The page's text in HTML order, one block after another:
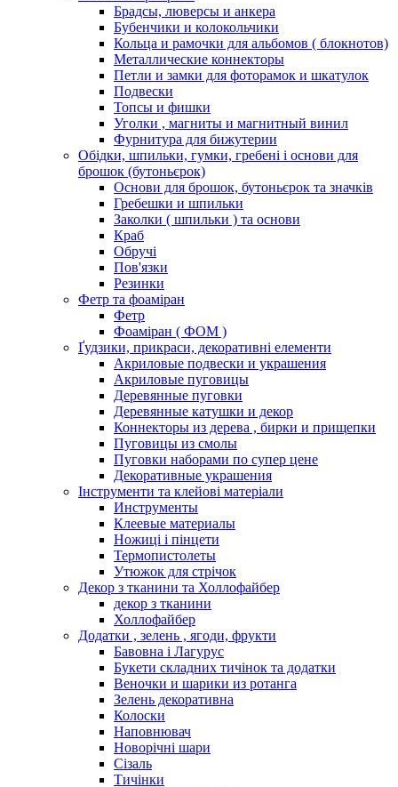
Брадсы, люверсы и анкера
Бубенчики и колокольчики
Кольца и рамочки для альбомов ( блокнотов)
Металлические коннекторы
Петли и замки для фоторамок и шкатулок
Подвески
Топсы и фишки
Уголки , магниты и магнитный винил
Фурнитура для бижутерии
Обідки, шпильки, гумки, гребені і основи для
брошок (бутоньєрок)
Основи для брошок, бутоньєрок та значків
Гребешки и шпильки
Заколки ( шпильки ) та основи
Краб
Обручі
Пов'язки
Резинки
Фетр та фоаміран
Фетр
Фоаміран ( ФОМ )
Ґудзики, прикраси, декоративні елементи
Акриловые подвески и украшения
Акриловые пуговицы
Деревянные пуговки
Деревянные катушки и декор
Коннекторы из дерева , бирки и прищепки
Пуговицы из смолы
Пуговки наборами по супер цене
Декоративные украшения
Інструменти та клейові матеріали
Инструменты
Клеевые материалы
Ножиці і пінцети
Термопистолеты
Утюжок для стрічок
Декор з тканини та Холлофайбер
декор з тканини
Холлофайбер
Додатки , зелень , ягоди, фрукти
Бавовна і Лагурус
Букети складних тичінок та додатки
Веночки и шарики из ротанга
Зелень декоративна
Колоски
Наповнювач
Новорічні шари
Сізаль
Тичінки